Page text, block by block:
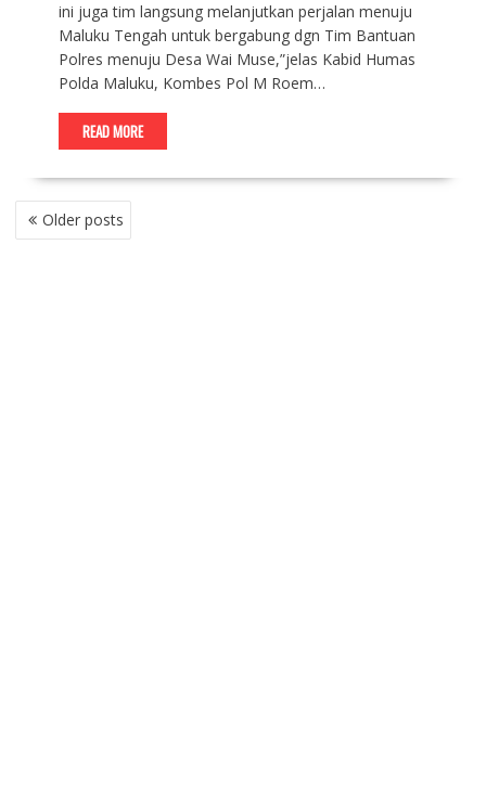
ini juga tim langsung melanjutkan perjalan menuju
Maluku Tengah untuk bergabung dgn Tim Bantuan
Polres menuju Desa Wai Muse,”jelas Kabid Humas
Polda Maluku, Kombes Pol M Roem…
READ MORE
P
O
Older posts